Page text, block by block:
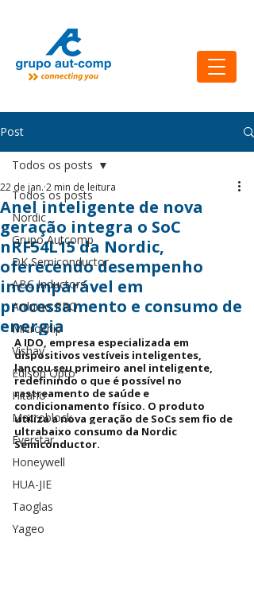
Post
Todos os posts
Nordic
Grupo Autcomp
DK Semiconductor
ABC Inductors
Arduino PRO
Microchip
Vishay
Edison Opto
Hitano
Macroblock
Everstar
Honeywell
HUA-JIE
Taoglas
Yageo
Todos os posts
Anel inteligente de nova
geração integra o SoC
nRF54L15 da Nordic,
oferecendo desempenho
incomparável em
processamento e consumo de
energia
22 de jan. 2 min de leitura
A IDO, empresa especializada em
dispositivos vestíveis inteligentes,
lançou seu primeiro anel inteligente,
redefinindo o que é possível no
rastreamento de saúde e
condicionamento físico. O produto
utiliza a nova geração de SoCs sem fio de
ultrabaixo consumo da Nordic
Semiconductor.